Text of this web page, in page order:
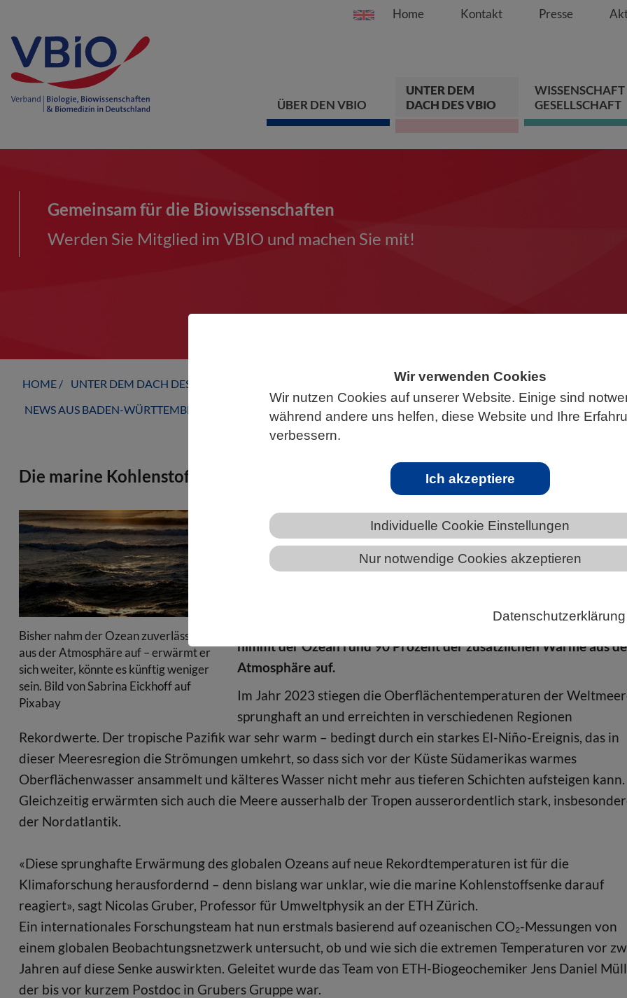
Wir verwenden Cookies
Wir nutzen Cookies auf unserer Website. Einige sind
während andere uns helfen, diese Website und Ihre
verbessern.
Ich akzeptiere
Individuelle Cookie Einstellungen
Nur notwendige Cookies akzeptieren
Datenschutzerklärung
Springe direkt zu:
Zum Hauptinhalt
Zur Hauptnavigation
Zur Footer-
Home Kontakt Presse
ÜBER DEN VBIO
UNTER DEM
DACH DES VBIO
WISSENSCHAFT
GESELLSCHAFT
Gemeinsam für die Biowissenschaften
Werden Sie Mitglied im VBIO und machen Sie mit!
HOME UNTER DEM DACH DES VBIO
BADEN-WÜRTTEMBERG
NEWS AUS BADEN-WÜRTTEMBERG
Die marine Kohlenstoffsenke schwächelt
Bisher nahm der Ozean zuverlässig CO2
aus der Atmosphäre auf – erwärmt er
sich weiter, könnte es künftig weniger
sein. Bild von Sabrina Eickhoff auf
Pixabay
Die Weltmeere sind eine wichtige Senke für Kohlendioxid (CO₂).
Bislang nahmen sie rund ein Viertel der menschgemachten CO₂-
Emissionen aus der Atmosphäre auf und stabilisieren so das globale
hätte das 1,5-Grad-Ziel bereits deutlich überschritten. Gleichzeitig
nimmt der Ozean rund 90 Prozent der zusätzlichen Wärme aus
Atmosphäre auf.
Im Jahr 2023 stiegen die Oberflächentemperaturen der
sprunghaft an und erreichten in verschiedenen Regionen
Rekordwerte. Der tropische Pazifik war sehr warm – bedingt durch ein starkes El-Niño-Ereignis, das in
dieser Meeresregion die Strömungen umkehrt, so dass sich vor der Küste Südamerikas warmes
Oberflächenwasser ansammelt und kälteres Wasser nicht mehr aus tieferen Schichten aufsteigen kann.
Gleichzeitig erwärmten sich auch die Meere ausserhalb der Tropen ausserordentlich stark,
der Nordatlantik.
«Diese sprunghafte Erwärmung des globalen Ozeans auf neue Rekordtemperaturen ist für die
Klimaforschung herausfordernd – denn bislang war unklar, wie die marine Kohlenstoffsenke darauf
reagiert», sagt Nicolas Gruber, Professor für Umweltphysik an der ETH Zürich.
Ein internationales Forschungsteam hat nun erstmals basierend auf ozeanischen CO₂-Messungen von
einem globalen Beobachtungsnetzwerk untersucht, ob und wie sich die extremen Temperaturen vor
Jahren auf diese Senke auswirkten. Geleitet wurde das Team von ETH-Biogeochemiker Jens Daniel
der bis vor kurzem Postdoc in Grubers Gruppe war.